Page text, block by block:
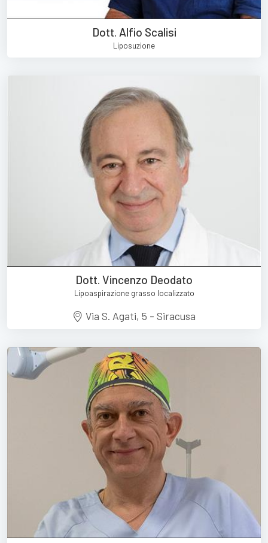
Dott. Alfio Scalisi
Liposuzione
Dott. Vincenzo Deodato
Lipoaspirazione grasso localizzato
Via S. Agati, 5 - Siracusa